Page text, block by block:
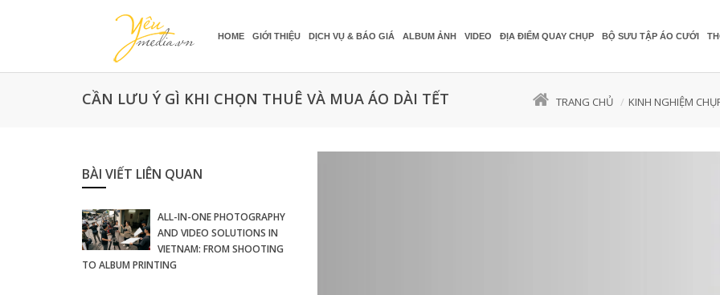
HOME GIỚI THIỆU DỊCH VỤ & BÁO GIÁ ALBUM ẢNH VIDEO ĐỊA ĐIỂM QUAY CHỤP BỘ SƯU TẬP ÁO CƯỚI
CẦN LƯU Ý GÌ KHI CHỌN THUÊ VÀ MUA ÁO DÀI TẾT TRANG CHỦ KINH NGHIỆM
BÀI VIẾT LIÊN QUAN
ALL-IN-ONE PHOTOGRAPHY
AND VIDEO SOLUTIONS IN
VIETNAM: FROM SHOOTING
TO ALBUM PRINTING